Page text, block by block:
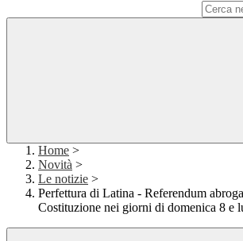
Home >
Novità >
Le notizie >
Perfettura di Latina - Referendum
Costituzione nei giorni di domenica 8 e